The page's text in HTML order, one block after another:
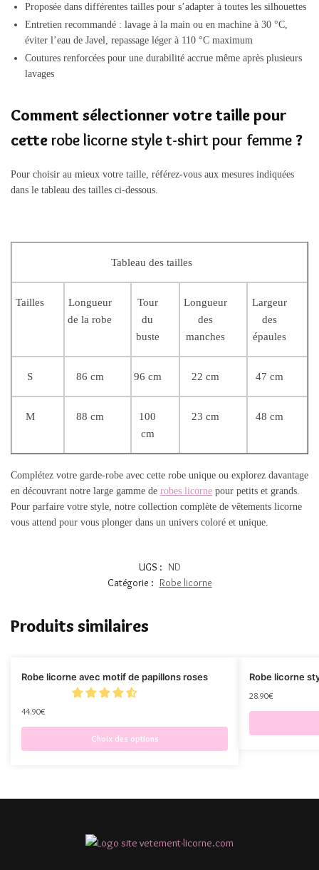
Proposée dans différentes tailles pour s’adapter à toutes les silhouettes
Entretien recommandé : lavage à la main ou en machine à 30 °C,
éviter l’eau de Javel, repassage léger à 110 °C maximum
Coutures renforcées pour une durabilité accrue même après plusieurs
lavages
Comment sélectionner votre taille pour
cetterobe licorne style t-shirt pour femme ?
Pour choisir au mieux votre taille, référez-vous aux mesures indiquées
dans le tableau des tailles ci-dessous.
Tableau des tailles
Tailles
Longueur
de la robe
Tour
du
buste
Longueur
des
manches
Largeur
des
épaules
S 86 cm 96 cm 22 cm 47 cm
M 88 cm
100
cm
23 cm 48 cm
Complétez votre garde-robe avec cette robe unique ou explorez davantage
en découvrant notre large gamme de robes licorne pour petits et grands.
Pour parfaire votre style, notre collection complète de vêtements licorne
vous attend pour vous plonger dans un univers coloré et unique.
UGS : ND
Catégorie : Robe licorne
Produits similaires
Robe licorne avec motif de papillons roses
44.90€
Choix des options
Robe licorne
28.90€